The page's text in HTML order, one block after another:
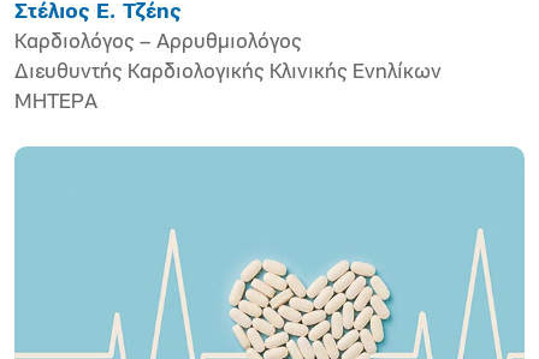
Στέλιος Ε. Τζέης
Καρδιολόγος – Αρρυθμιολόγος
Διευθυντής Καρδιολογικής Κλινικής Ενηλίκων
ΜΗΤΕΡΑ